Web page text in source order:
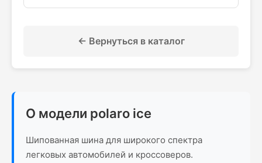
← Вернуться в каталог
О модели polaro ice
Шипованная шина для широкого спектра
легковых автомобилей и кроссоверов.